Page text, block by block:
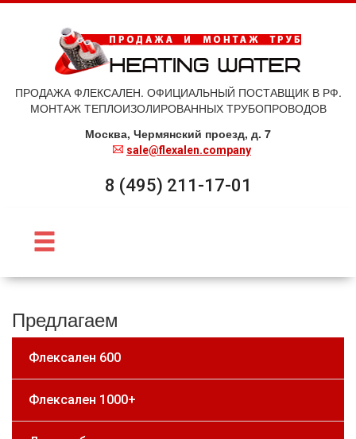
ПРОДАЖА ФЛЕКСАЛЕН. ОФИЦИАЛЬНЫЙ ПОСТАВЩИК В РФ.
МОНТАЖ ТЕПЛОИЗОЛИРОВАННЫХ ТРУБОПРОВОДОВ
Москва, Чермянский проезд, д. 7
sale@flexalen.company
8 (495) 211-17-01
Предлагаем
Флексален 600
Флексален 1000+